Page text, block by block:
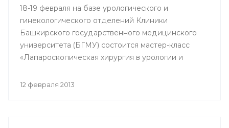
18-19 февраля на базе урологического и
гинекологического отделений Клиники
Башкирского государственного медицинского
университета (БГМУ) состоится мастер-класс
«Лапароскопическая хирургия в урологии и
врачи урологи, хирурги, онкологи республики, а
12 февраля 2013